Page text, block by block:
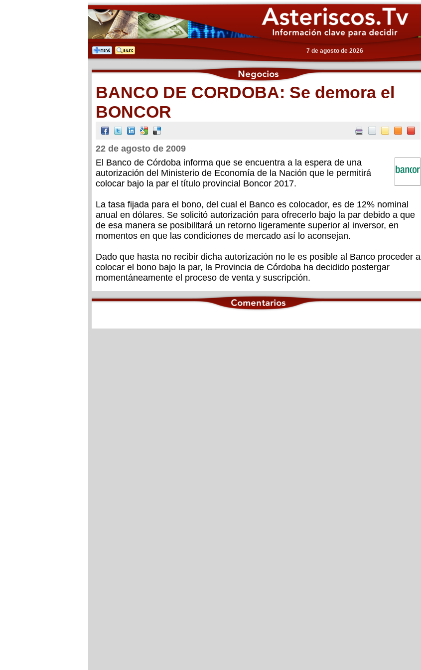
7 de agosto de 2026
BANCO DE CORDOBA: Se demora el
BONCOR
22 de agosto de 2009
El Banco de Córdoba informa que se encuentra a la espera de una
autorización del Ministerio de Economía de la Nación que le permitirá
colocar bajo la par el título provincial Boncor 2017.
La tasa fijada para el bono, del cual el Banco es colocador, es de 12% nominal
anual en dólares. Se solicitó autorización para ofrecerlo bajo la par debido a que
de esa manera se posibilitará un retorno ligeramente superior al inversor, en
momentos en que las condiciones de mercado así lo aconsejan.
Dado que hasta no recibir dicha autorización no le es posible al Banco proceder a
colocar el bono bajo la par, la Provincia de Córdoba ha decidido postergar
momentáneamente el proceso de venta y suscripción.